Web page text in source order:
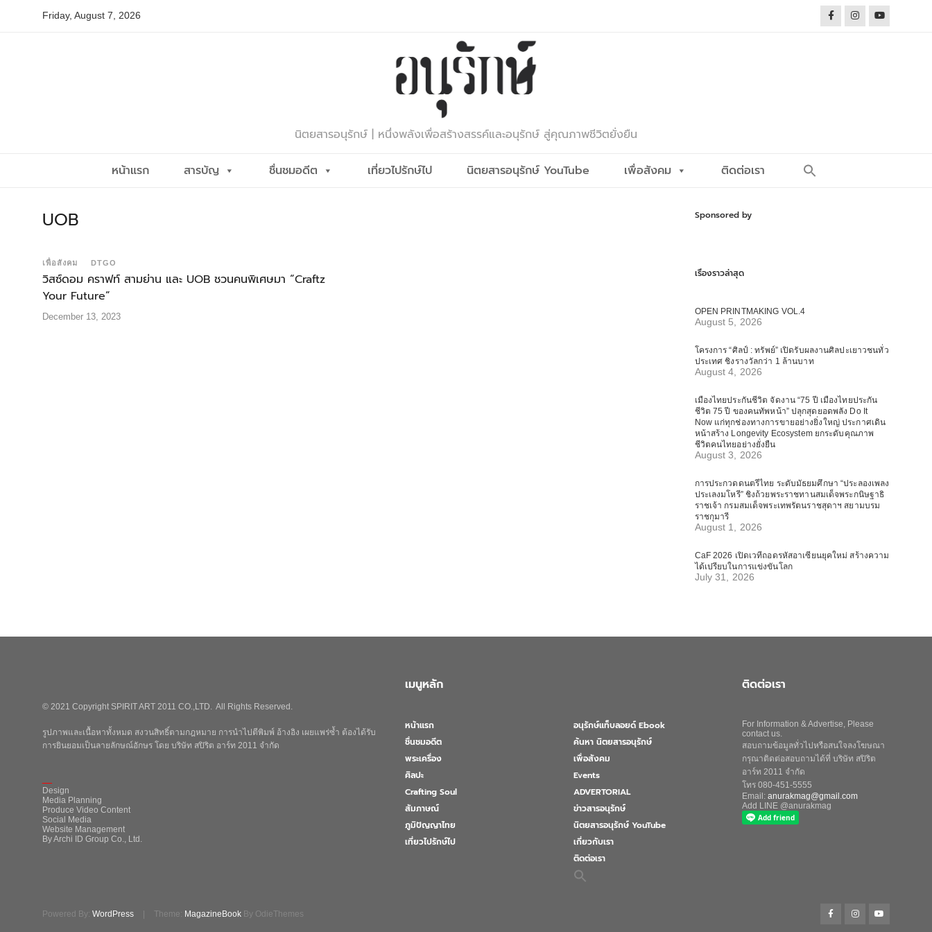
Friday, August 7, 2026
นิตยสารอนุรักษ์ | หนึ่งพลังเพื่อสร้างสรรค์และอนุรักษ์ สู่คุณภาพชีวิตยั่งยืน
หน้าแรก สารบัญ ชื่นชมอดีต เที่ยวไปรักษ์ไป นิตยสารอนุรักษ์ YouTube เพื่อสังคม ติดต่อเรา
UOB
เพื่อสังคม DTGO
วิสซ์ดอม คราฟท์ สามย่าน และ UOB ชวนคนพิเศษมา “Craftz
Your Future”
December 13, 2023
Sponsored by
เรื่องราวล่าสุด
OPEN PRINTMAKING VOL.4
August 5, 2026
โครงการ “ศิลป์ : ทรัพย์” เปิดรับผลงานศิลปะเยาวชนทั่ว
ประเทศ ชิงรางวัลกว่า 1 ล้านบาท
August 4, 2026
เมืองไทยประกันชีวิต จัดงาน “75 ปี เมืองไทยประกัน
ชีวิต 75 ปี ของคนทัพหน้า” ปลุกสุดยอดพลัง Do It
Now แก่ทุกช่องทางการขายอย่างยิ่งใหญ่ ประกาศเดิน
หน้าสร้าง Longevity Ecosystem ยกระดับคุณภาพ
ชีวิตคนไทยอย่างยั่งยืน
August 3, 2026
การประกวดดนตรีไทย ระดับมัธยมศึกษา “ประลองเพลง
ประเลงมโหรี” ชิงถ้วยพระราชทานสมเด็จพระกนิษฐาธิ
ราชเจ้า กรมสมเด็จพระเทพรัตนราชสุดาฯ สยามบรม
ราชกุมารี
August 1, 2026
CaF 2026 เปิดเวทีถอดรหัสอาเซียนยุคใหม่ สร้างความ
ได้เปรียบในการแข่งขันโลก
July 31, 2026
© 2021 Copyright SPIRIT ART 2011 CO.,LTD. All Rights Reserved.
รูปภาพและเนื้อหาทั้งหมด สงวนสิทธิ์ตามกฎหมาย การนำไปตีพิมพ์ อ้างอิง เผยแพร่ซ้ำ ต้องได้รับ
การยินยอมเป็นลายลักษณ์อักษร โดย บริษัท สปิริต อาร์ท 2011 จำกัด
Design
Media Planning
Produce Video Content
Social Media
Website Management
By Archi ID Group Co., Ltd.
เมนูหลัก
หน้าแรก
ชื่นชมอดีต
พระเครื่อง
ศิลปะ
Crafting Soul
สัมภาษณ์
ภูมิปัญญาไทย
เที่ยวไปรักษ์ไป
อนุรักษ์แท็บลอยด์ Ebook
ค้นหา นิตยสารอนุรักษ์
เพื่อสังคม
Events
ADVERTORIAL
ข่าวสารอนุรักษ์
นิตยสารอนุรักษ์ YouTube
เกี่ยวกับเรา
ติดต่อเรา
ติดต่อเรา
For Information & Advertise, Please
contact us.
สอบถามข้อมูลทั่วไปหรือสนใจลงโฆษณา
กรุณาติดต่อสอบถามได้ที่ บริษัท สปิริต
อาร์ท 2011 จำกัด
โทร 080-451-5555
Email: anurakmag@gmail.com
Add LINE @anurakmag
Powered By: WordPress Theme: MagazineBook By OdieThemes